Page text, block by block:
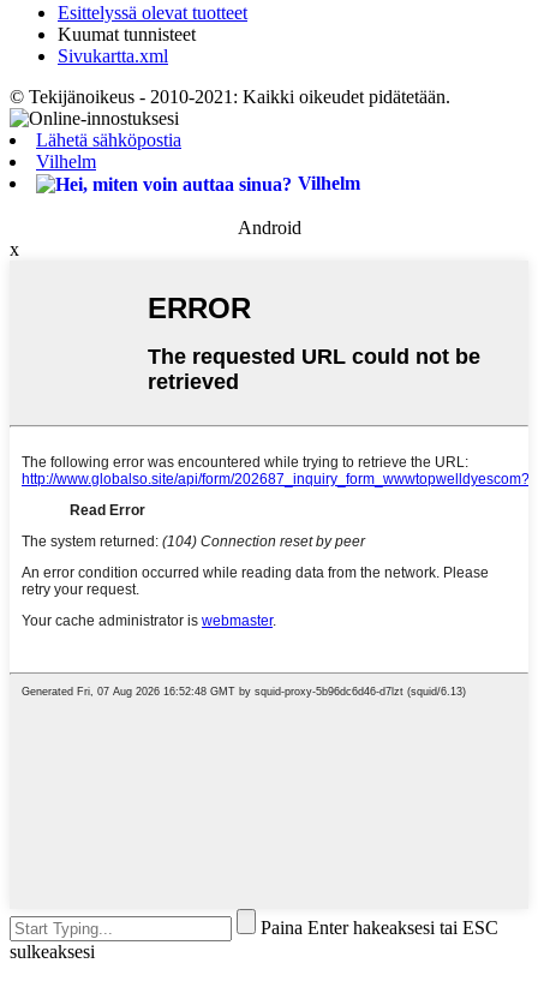
Esittelyssä olevat tuotteet
Kuumat tunnisteet
Sivukartta.xml
© Tekijänoikeus - 2010-2021: Kaikki oikeudet pidätetään.
Lähetä sähköpostia
Vilhelm
Vilhelm
Android
x
Paina Enter hakeaksesi tai ESC
sulkeaksesi